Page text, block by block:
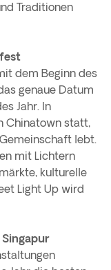
Traditionen
dem Beginn des
genaue Datum
Jahr. In
Chinatown statt,
lebt.
mit Lichtern
kulturelle
Light Up wird